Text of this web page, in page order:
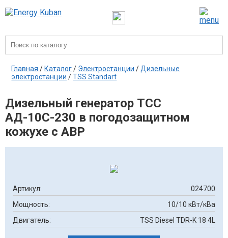
Главная / Каталог/ Электростанции / Дизельные
электростанции /TSS Standart
Дизельный генератор ТСС
АД-10С-230 в погодозащитном
кожухе с АВР
Артикул:
024700
Мощность:
10/10 кВт/кВа
Двигатель:
TSS Diesel TDR-K 18 4L